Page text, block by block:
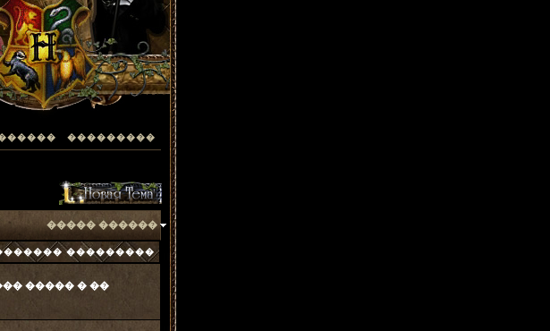
���������
����� ������
���������
����� � ��